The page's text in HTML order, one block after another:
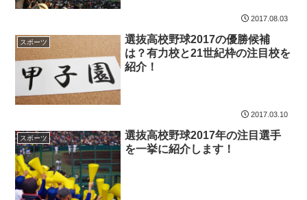
2017.08.03
スポーツ
選抜高校野球2017の優勝候補
は？有力校と21世紀枠の注目校を
紹介！
2017.03.10
スポーツ
選抜高校野球2017年の注目選手
を一挙に紹介します！